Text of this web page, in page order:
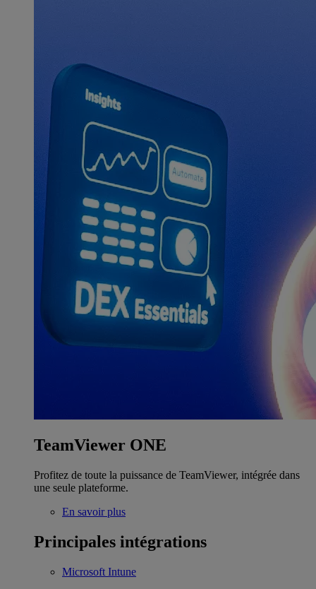
TeamViewer ONE
Profitez de toute la puissance de TeamViewer, intégrée dans
une seule plateforme.
En savoir plus
Principales intégrations
Microsoft Intune